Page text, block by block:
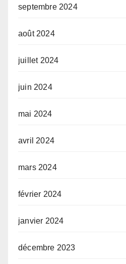
septembre 2024
août 2024
juillet 2024
juin 2024
mai 2024
avril 2024
mars 2024
février 2024
janvier 2024
décembre 2023